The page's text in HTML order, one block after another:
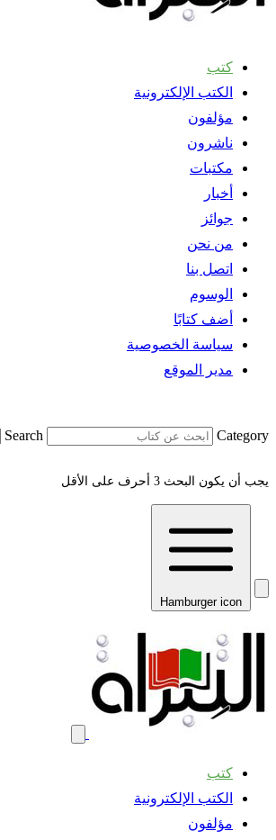
كتب
الكتب الإلكترونية
مؤلفون
ناشرون
مكتبات
أخبار
جوائز
من نحن
اتصل بنا
الوسوم
أضف كتابًا
سياسة الخصوصية
مدير الموقع
Search Category
يجب أن يكون البحث 3 أحرف على الأقل
Hamburger icon
كتب
الكتب الإلكترونية
مؤلفون